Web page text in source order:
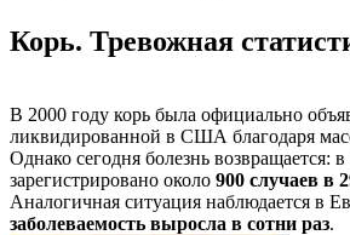
Корь. Тревожная
В 2000 году корь была официально
ликвидированной в США благодаря
Однако сегодня болезнь возвращается:
зарегистрировано около 900 случаев в
Аналогичная ситуация наблюдается в
заболеваемость выросла в сотни раз.